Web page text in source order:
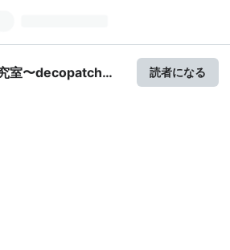
室〜decopatch
読者になる